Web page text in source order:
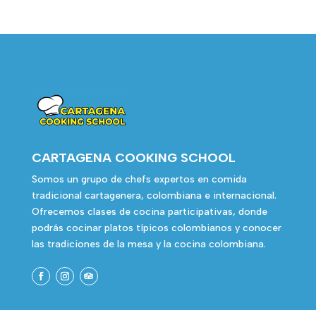
CARTAGENA COOKING SCHOOL
Somos un grupo de chefs expertos en comida
tradicional cartagenera, colombiana e internacional.
Ofrecemos clases de cocina participativas, donde
podrás cocinar platos típicos colombianos y conocer
las tradiciones de la mesa y la cocina colombiana.